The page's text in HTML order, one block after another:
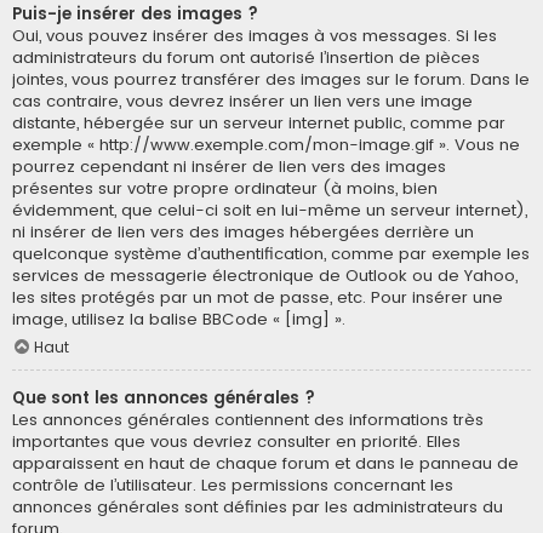
Puis-je insérer des images ?
Oui, vous pouvez insérer des images à vos messages. Si les
administrateurs du forum ont autorisé l’insertion de pièces
jointes, vous pourrez transférer des images sur le forum. Dans le
cas contraire, vous devrez insérer un lien vers une image
distante, hébergée sur un serveur internet public, comme par
exemple « http://www.exemple.com/mon-image.gif ». Vous ne
pourrez cependant ni insérer de lien vers des images
présentes sur votre propre ordinateur (à moins, bien
évidemment, que celui-ci soit en lui-même un serveur internet),
ni insérer de lien vers des images hébergées derrière un
quelconque système d’authentification, comme par exemple les
services de messagerie électronique de Outlook ou de Yahoo,
les sites protégés par un mot de passe, etc. Pour insérer une
image, utilisez la balise BBCode « [img] ».
Haut
Que sont les annonces générales ?
Les annonces générales contiennent des informations très
importantes que vous devriez consulter en priorité. Elles
apparaissent en haut de chaque forum et dans le panneau de
contrôle de l’utilisateur. Les permissions concernant les
annonces générales sont définies par les administrateurs du